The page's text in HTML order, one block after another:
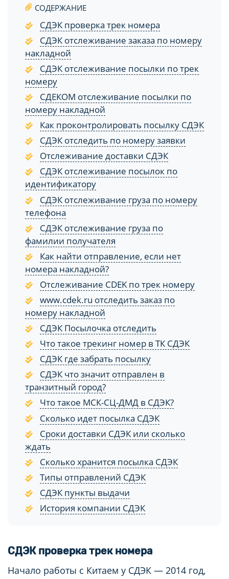
СОДЕРЖАНИЕ
CДЭК проверка трек номера
СДЭК отслеживание заказа по номеру
накладной
СДЭК отслеживание посылки по трек
номеру
СДЕКОМ отслеживание посылки по
номеру накладной
Как проконтролировать посылку СДЭК
СДЭК отследить по номеру заявки
Отслеживание доставки СДЭК
СДЭК отслеживание посылок по
идентификатору
СДЭК отслеживание груза по номеру
телефона
СДЭК отслеживание груза по
фамилии получателя
Как найти отправление, если нет
номера накладной?
Отслеживание CDEK по трек номеру
www.cdek.ru отследить заказ по
номеру накладной
СДЭК Посылочка отследить
Что такое трекинг номер в ТК СДЭК
СДЭК где забрать посылку
СДЭК что значит отправлен в
транзитный город?
Что такое МСК-СЦ-ДМД в СДЭК?
Сколько идет посылка СДЭК
Сроки доставки СДЭК или сколько
ждать
Сколько хранится посылка СДЭК
Типы отправлений СДЭК
СДЭК пункты выдачи
История компании СДЭК
CДЭК проверка трек номера
Начало работы с Китаем у СДЭК — 2014 год,